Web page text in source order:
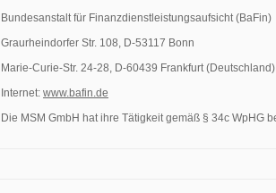
Bundesanstalt für Finanzdienstleistungsaufsicht (BaFin)
Graurheindorfer Str. 108, D-53117 Bonn
Marie-Curie-Str. 24-28, D-60439 Frankfurt (Deutschland)
Internet: www.bafin.de
Die MSM GmbH hat ihre Tätigkeit gemäß § 34c WpHG